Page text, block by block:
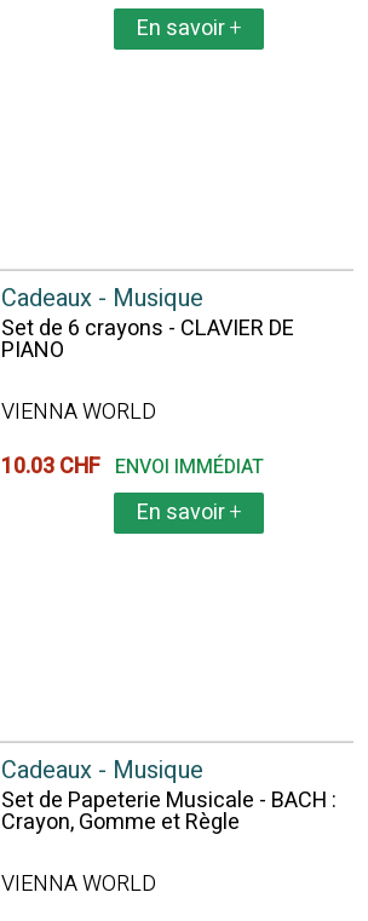
En savoir+
Cadeaux - Musique
Set de 6 crayons - CLAVIER DE
PIANO
VIENNA WORLD
10.03 CHF ENVOI IMMÉDIAT
En savoir+
Cadeaux - Musique
Set de Papeterie Musicale - BACH :
Crayon, Gomme et Règle
VIENNA WORLD